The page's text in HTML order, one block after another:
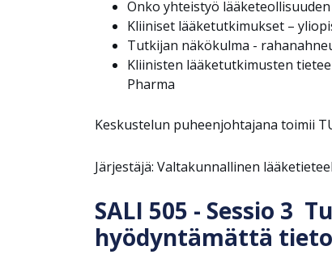
Onko yhteistyö
Kliiniset lääketutkimukset –
Tutkijan näkökulma -
Kliinisten lääketutkimusten
Pharma
Keskustelun puheenjohtajana toimii
Järjestäjä: Valtakunnallinen
SALI 505 - Sessio 3
hyödyntämättä